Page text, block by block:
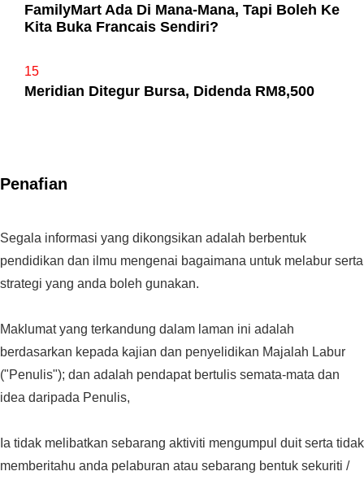
FamilyMart Ada Di Mana-Mana, Tapi Boleh Ke
Kita Buka Francais Sendiri?
15
Meridian Ditegur Bursa, Didenda RM8,500
Penafian
Segala informasi yang dikongsikan adalah berbentuk
pendidikan dan ilmu mengenai bagaimana untuk melabur serta
strategi yang anda boleh gunakan.
Maklumat yang terkandung dalam laman ini adalah
berdasarkan kepada kajian dan penyelidikan Majalah Labur
("Penulis"); dan adalah pendapat bertulis semata-mata dan
idea daripada Penulis,
Ia tidak melibatkan sebarang aktiviti mengumpul duit serta tidak
memberitahu anda pelaburan atau sebarang bentuk sekuriti /